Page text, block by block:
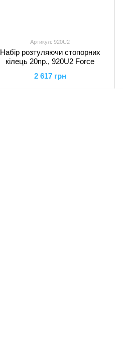
Артикул: 920U2
Набір розтуляючи стопорних
кілець 20пр., 920U2 Force
2 617 грн